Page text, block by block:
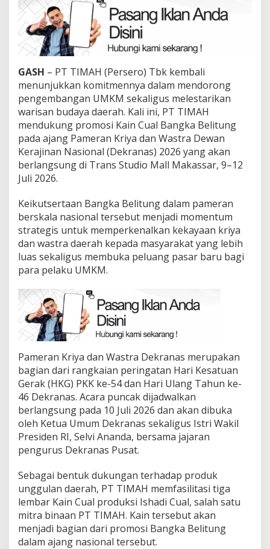
GASH – PT TIMAH (Persero) Tbk kembali
menunjukkan komitmennya dalam mendorong
pengembangan UMKM sekaligus melestarikan
warisan budaya daerah. Kali ini, PT TIMAH
mendukung promosi Kain Cual Bangka Belitung
pada ajang Pameran Kriya dan Wastra Dewan
Kerajinan Nasional (Dekranas) 2026 yang akan
berlangsung di Trans Studio Mall Makassar, 9–12
Juli 2026.
Keikutsertaan Bangka Belitung dalam pameran
berskala nasional tersebut menjadi momentum
strategis untuk memperkenalkan kekayaan kriya
dan wastra daerah kepada masyarakat yang lebih
luas sekaligus membuka peluang pasar baru bagi
para pelaku UMKM.
Pameran Kriya dan Wastra Dekranas merupakan
bagian dari rangkaian peringatan Hari Kesatuan
Gerak (HKG) PKK ke-54 dan Hari Ulang Tahun ke-
46 Dekranas. Acara puncak dijadwalkan
berlangsung pada 10 Juli 2026 dan akan dibuka
oleh Ketua Umum Dekranas sekaligus Istri Wakil
Presiden RI, Selvi Ananda, bersama jajaran
pengurus Dekranas Pusat.
Sebagai bentuk dukungan terhadap produk
unggulan daerah, PT TIMAH memfasilitasi tiga
lembar Kain Cual produksi Ishadi Cual, salah satu
mitra binaan PT TIMAH. Kain tersebut akan
menjadi bagian dari promosi Bangka Belitung
dalam ajang nasional tersebut.